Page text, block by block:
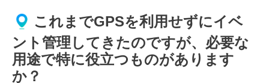
これまでGPSを利用せずにイベ
ント管理してきたのですが、必要な
用途で特に役立つものがあります
か？